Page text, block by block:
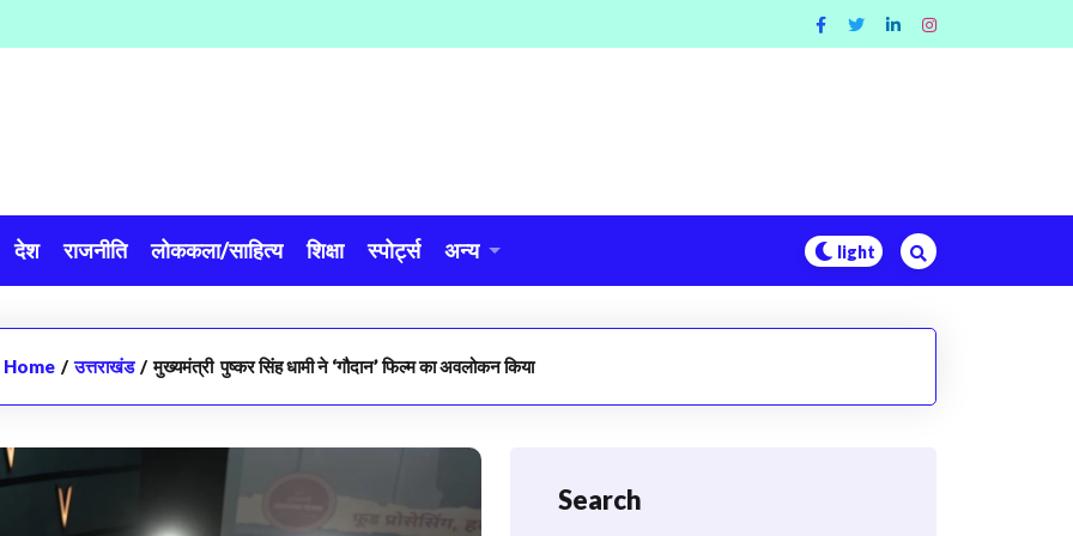
देश राजनीति लोककला/साहित्य शिक्षा स्पोर्ट्स अन्य
Home / उत्तराखंड / मुख्यमंत्री पुष्कर सिंह धामी ने ‘गौदान’ फिल्म का अवलोकन किया
Search